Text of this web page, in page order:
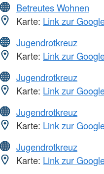
Betreutes Wohnen
Karte: Link zur
Jugendrotkreuz
Karte: Link zur
Jugendrotkreuz
Karte: Link zur
Jugendrotkreuz
Karte: Link zur
Jugendrotkreuz
Karte: Link zur